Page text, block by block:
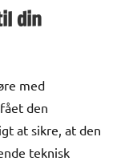
din
med
den
at sikre, at den
teknisk